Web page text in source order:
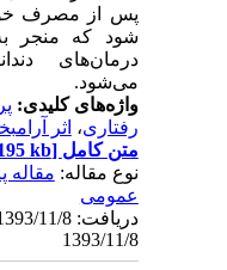
پس از مصرف
شود که منجر به
درمان‌های
می‌شود.
واژه‌های کلیدی:
رفتاری،اثر
متن کامل[PDF 195 kb]
نوع مقاله:مقاله
عمومى
1393/11/8